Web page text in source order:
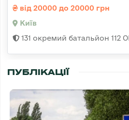
від 20000 до 20000 грн
Київ
131 окремий батальйон 112
ПУБЛІКАЦІЇ